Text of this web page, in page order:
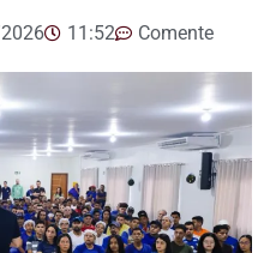
11:52 Comente